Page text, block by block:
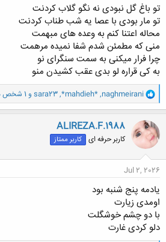
تو باغ گل نبودی نه نگو گلاب کردنت
تو مار بودی با عصا یه شب طناب کردنت
محاله اعتنا کنم به وعده های مبهمت
منی که مطمئن شدم شفا نمیده مرهمت
چرا فرار میکنی به سمت سنگرای نو
به کی قراره لو بدی عقب کشیدن منو
و
ا
ک
ن
ش
ه
ا
naghmeirani
,
*mahdieh*
,
sara23 و 1 شخص دیگر
ALIREZA.F.1988
کاربر حرفه ای کاربر ممتاز
Jul 2, 2026
یادمه پنج شنبه بود
اومدی زیارت
با دو چشم خوشگلت
دلو کردی غارت